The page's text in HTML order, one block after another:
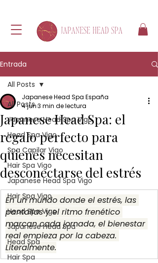
Entrada
All Posts
Japanese Head Spa Vigo
Head Spa Vigo
Spa Capilar Vigo
Hair Spa Vigo
Japanese Head Spa Vigo
Hair Spa Vigo
Head Spa Vigo
Japanese Head Spa
Head Spa
Hair Spa
All Posts
Japanese Head Spa: el
regalo perfecto para
quienes necesitan
desconectarse del estrés
Japanese Head Spa España
4 jun3 min de lectura
En un mundo donde el estrés, las
pantallas y el ritmo frenético
marcan cada jornada, el bienestar
real empieza por la cabeza.
Literalmente.